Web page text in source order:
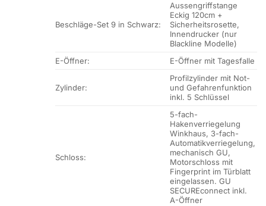
Beschläge-Set 9 in Schwarz:
Aussengriffstange
Eckig 120cm +
Sicherheitsrosette,
Innendrucker (nur
Blackline Modelle)
E-Öffner:
E-Öffner mit Tagesfalle
Zylinder:
Profilzylinder mit Not-
und Gefahrenfunktion
inkl. 5 Schlüssel
Schloss:
5-fach-
Hakenverriegelung
Winkhaus, 3-fach-
Automatikverriegelung,
mechanisch GU,
Motorschloss mit
Fingerprint im Türblatt
eingelassen. GU
SECUREconnect inkl.
A-Öffner